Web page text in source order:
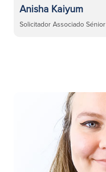
Anisha Kaiyum
Solicitador Associado Sénior